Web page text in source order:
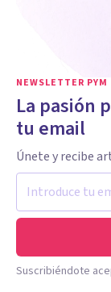
NEWSLETTER PYM
La pasión
tu email
Únete y recibe
Suscribiéndote